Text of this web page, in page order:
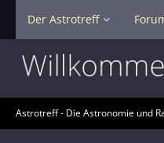
Der Astrotreff
Astrotreff - Die Astronomie und